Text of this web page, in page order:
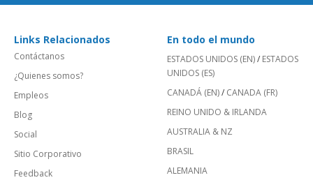
Links Relacionados
Contáctanos
¿Quienes somos?
Empleos
Blog
Social
Sitio Corporativo
Feedback
En todo el mundo
ESTADOS UNIDOS (EN)/ ESTADOS
UNIDOS (ES)
CANADÁ (EN)/ CANADA (FR)
REINO UNIDO & IRLANDA
AUSTRALIA & NZ
BRASIL
ALEMANIA